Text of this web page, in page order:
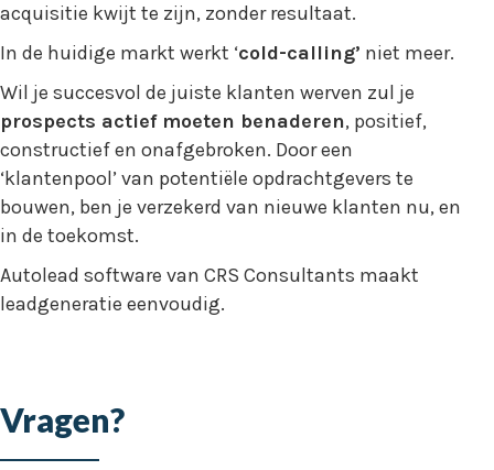
acquisitie kwijt te zijn, zonder resultaat.
In de huidige markt werkt ‘cold-calling’ niet meer.
Wil je succesvol de juiste klanten werven zul je
prospects actief moeten benaderen, positief,
constructief en onafgebroken. Door een
‘klantenpool’ van potentiële opdrachtgevers te
bouwen, ben je verzekerd van nieuwe klanten nu, en
in de toekomst.
Autolead software van CRS Consultants maakt
leadgeneratie eenvoudig.
Vragen?